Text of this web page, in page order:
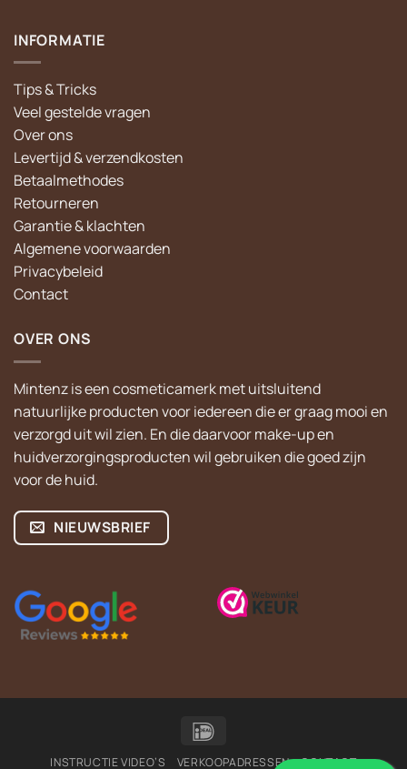
INFORMATIE
Tips & Tricks
Veel gestelde vragen
Over ons
Levertijd & verzendkosten
Betaalmethodes
Retourneren
Garantie & klachten
Algemene voorwaarden
Privacybeleid
Contact
OVER ONS
Mintenz is een cosmeticamerk met uitsluitend
natuurlijke producten voor iedereen die er graag mooi en
verzorgd uit wil zien. En die daarvoor make-up en
huidverzorgingsproducten wil gebruiken die goed zijn
voor de huid.
NIEUWSBRIEF
INSTRUCTIE VIDEO’S VERKOOPADRESSEN CONTACT